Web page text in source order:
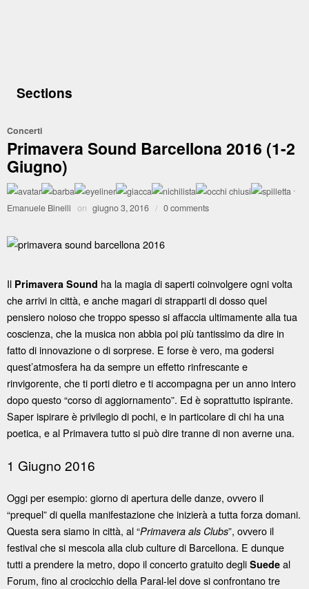
Sections
Concerti
Primavera Sound Barcellona 2016 (1-2
Giugno)
·
Emanuele Binelli on giugno 3, 2016 / 0 comments
Il Primavera Sound ha la magia di saperti coinvolgere ogni volta
che arrivi in città, e anche magari di strapparti di dosso quel
pensiero noioso che troppo spesso si affaccia ultimamente alla tua
coscienza, che la musica non abbia poi più tantissimo da dire in
fatto di innovazione o di sorprese. E forse è vero, ma godersi
quest’atmosfera ha da sempre un effetto rinfrescante e
rinvigorente, che ti porti dietro e ti accompagna per un anno intero
dopo questo “corso di aggiornamento”. Ed è soprattutto ispirante.
Saper ispirare è privilegio di pochi, e in particolare di chi ha una
poetica, e al Primavera tutto si può dire tranne di non averne una.
1 Giugno 2016
Oggi per esempio: giorno di apertura delle danze, ovvero il
“prequel” di quella manifestazione che inizierà a tutta forza domani.
Questa sera siamo in città, al “Primavera als Clubs”, ovvero il
festival che si mescola alla club culture di Barcellona. E dunque
tutti a prendere la metro, dopo il concerto gratuito degli Suede al
Forum, fino al crocicchio della Paral-lel dove si confrontano tre